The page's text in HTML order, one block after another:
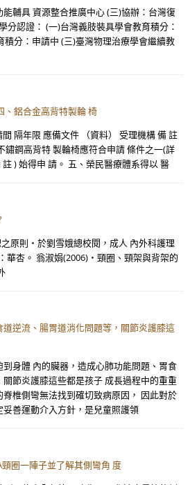
輔具 資源整合推廣中心 (三)協辦：台灣復
分認證： (一)台灣義肢裝具學會教育積分：
積分：申請中 (三)臺灣物理治療學會繼續教
、鋁合金高背特製輪 椅
隔年限 應備文件 （資料） 受理機構 備 註
鏽鋼高背特 製輪椅應符合申請 條件之一(詳
) 始得申 請。 五、榮民醫療體系得以 醫
原則‧於劉雪娥總校閱，成人 內外科護理
華杏。 翁淑娟(2006)‧頸圈、頸架與背架的
逆流、腸胃道消化問題等，關節炎護膝這
身體 內的臟器，造成心肺功能問題、胃食
節炎護膝這些都是孩子 成長過程中的重重
椎側彎無法找到確切致病原因， 因此對於
善運動介入方針，是兒童照護領
圈一陣子並了解其側彎角 度